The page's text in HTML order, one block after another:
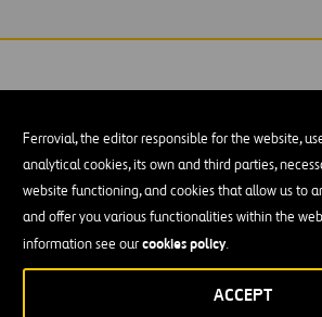
Ferrovial, the editor responsible for the website,
analytical cookies, its own and third parties,
website functioning, and cookies that allow us to
and offer you various functionalities within the
information see ourcookies policy.
ACCEPT
PLW Waterworks está
terciarios de la planta de
residuales de Walnut Creek en Austin,
El proyecto abarca la rehabilitación completa